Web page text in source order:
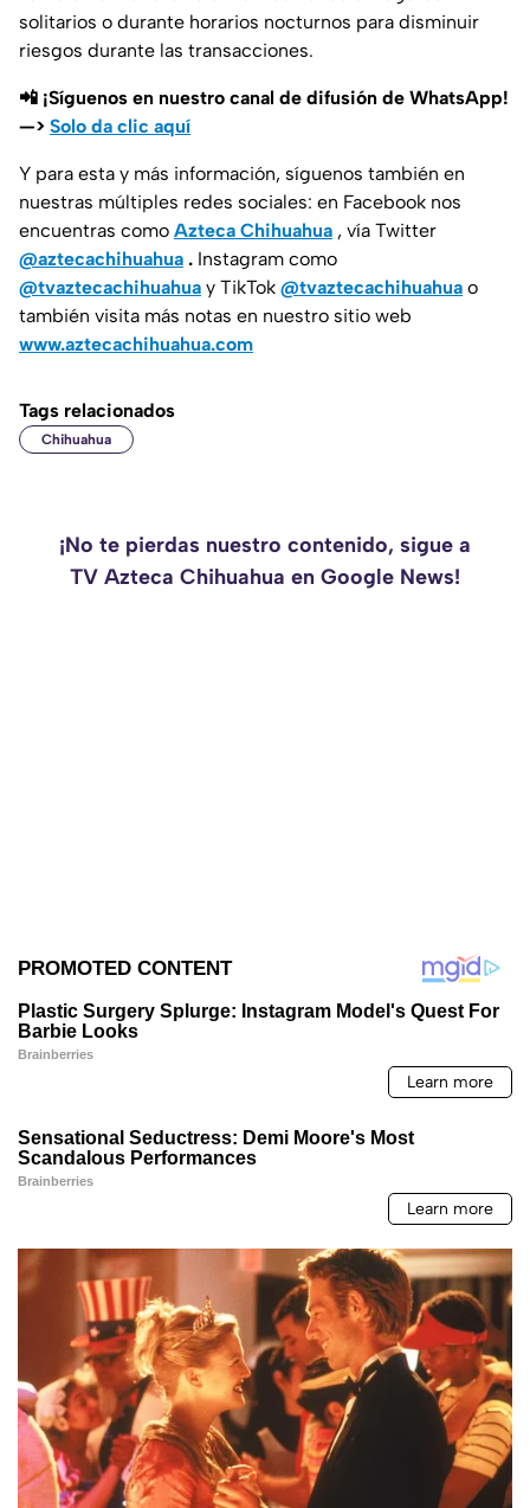
solitarios o durante horarios nocturnos para disminuir
riesgos durante las transacciones.
📲 ¡Síguenos en nuestro canal de difusión de WhatsApp!
—> Solo da clic aquí
Y para esta y más información, síguenos también en
nuestras múltiples redes sociales: en Facebook nos
encuentras como Azteca Chihuahua , vía Twitter
@aztecachihuahua . Instagram como
@tvaztecachihuahua y TikTok @tvaztecachihuahua o
también visita más notas en nuestro sitio web
www.aztecachihuahua.com
Tags relacionados
Chihuahua
¡No te pierdas nuestro contenido, sigue a
TV Azteca Chihuahua en Google News!